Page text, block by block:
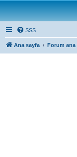
SSS
Ana sayfa Forum ana